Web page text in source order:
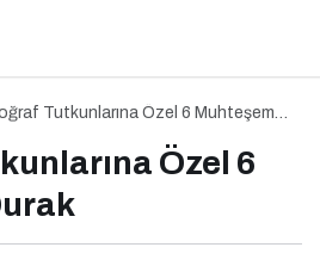
Tutkunlarına Özel 6 Muhteşem
Özel 6
2025 TravelXperience ile
Kocataş Mansions’da bir